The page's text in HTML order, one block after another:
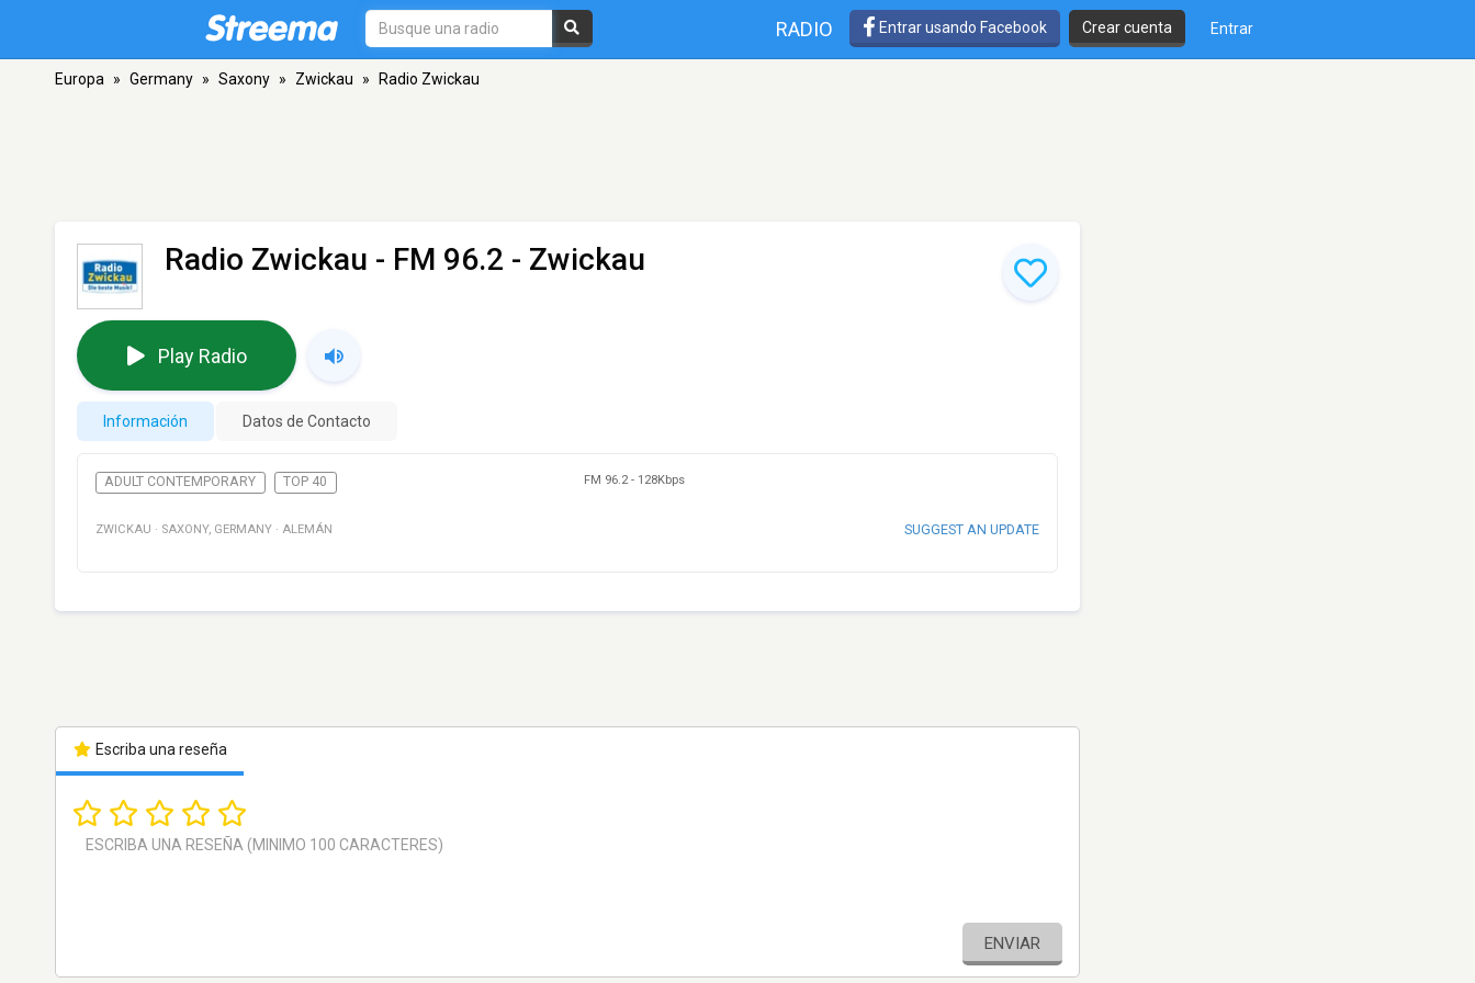
RADIO Entrar usando Facebook Crear cuenta Entrar
Europa » Germany » Saxony » Zwickau » Radio Zwickau
Radio Zwickau - FM 96.2 - Zwickau
Play Radio
Información Datos de Contacto
ADULT CONTEMPORARY TOP 40 FM 96.2- 128Kbps
ZWICKAU · SAXONY, GERMANY · ALEMÁN SUGGEST AN UPDATE
Escriba una reseña
ENVIAR